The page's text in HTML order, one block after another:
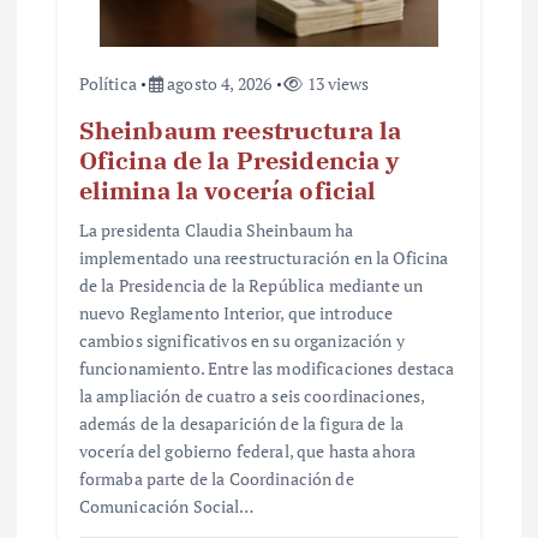
Política agosto 4, 2026 13 views
Sheinbaum reestructura la
Oficina de la Presidencia y
elimina la vocería oficial
La presidenta Claudia Sheinbaum ha
implementado una reestructuración en la Oficina
de la Presidencia de la República mediante un
nuevo Reglamento Interior, que introduce
cambios significativos en su organización y
funcionamiento. Entre las modificaciones destaca
la ampliación de cuatro a seis coordinaciones,
además de la desaparición de la figura de la
vocería del gobierno federal, que hasta ahora
formaba parte de la Coordinación de
Comunicación Social…